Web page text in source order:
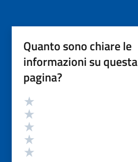
Quanto sono chiare le
informazioni su questa
pagina?
Valutazione